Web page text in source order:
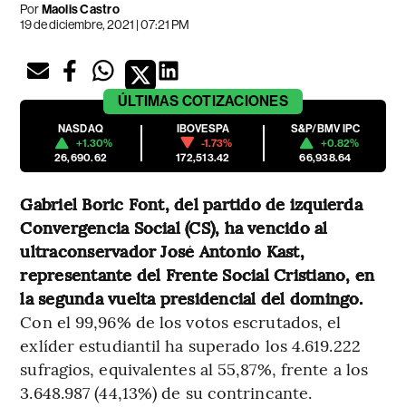
PorMaolis Castro
19 de diciembre, 2021 | 07:21 PM
ÚLTIMAS COTIZACIONES
NASDAQ
+1.30%
26,690.62
IBOVESPA
-1.73%
172,513.42
S&P/BMV IPC
+0.82%
66,938.64
Gabriel Boric Font, del partido de izquierda
Convergencia Social (CS), ha vencido al
ultraconservador José Antonio Kast,
representante del Frente Social Cristiano, en
la segunda vuelta presidencial del domingo.
Con el 99,96% de los votos escrutados, el
exlíder estudiantil ha superado los 4.619.222
sufragios, equivalentes al 55,87%, frente a los
3.648.987 (44,13%) de su contrincante.